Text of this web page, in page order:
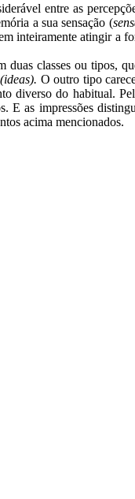
entre as
a sua sensação (
inteiramente atingir a
classes ou tipos,
O outro tipo
diverso do habitual.
E as impressões
acima mencionados.